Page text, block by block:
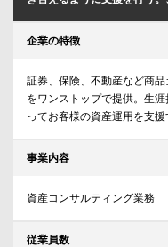
企業の特徴
証券、保険、不動産など商
をワンストップで提供。生
ってお客様の資産運用を支援
事業内容
資産コンサルティング業務
従業員数